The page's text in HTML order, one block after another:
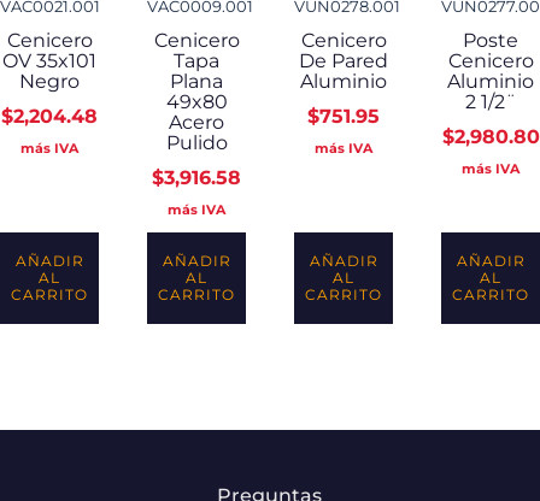
VAC0021.001
Cenicero
OV 35x101
Negro
$2,204.48
más IVA
AÑADIR
AL
CARRITO
VAC0009.001
Cenicero
Tapa
Plana
49x80
Acero
Pulido
$3,916.58
más IVA
AÑADIR
AL
CARRITO
VUN0278.001
Cenicero
De Pared
Aluminio
$751.95
más IVA
AÑADIR
AL
CARRITO
Poste
Cenicero
Aluminio
2 1/2¨
$2,980.80
más IVA
AÑADIR
AL
CARRITO
Preguntas